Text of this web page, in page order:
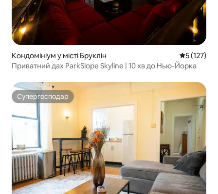
Кондомініум у місті Бруклін Середня
5 (127)
Приватний дах ParkSlope Skyline | 10 хв до Нью-Йорка
Супергосподар
Супергосподар